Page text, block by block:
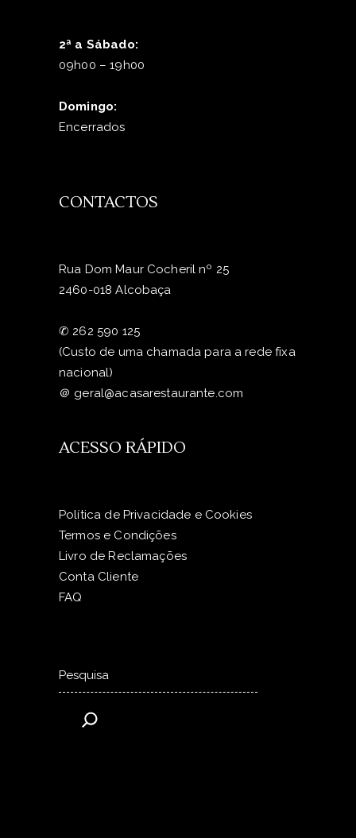
2ª a Sábado:
09h00 – 19h00
Domingo:
Encerrados
CONTACTOS
Rua Dom Maur Cocheril nº 25
2460-018 Alcobaça
✆ 262 590 125
(Custo de uma chamada para a rede fixa
nacional)
＠ geral@acasarestaurante.com
ACESSO RÁPIDO
Política de Privacidade e Cookies
Termos e Condições
Livro de Reclamações
Conta Cliente
FAQ